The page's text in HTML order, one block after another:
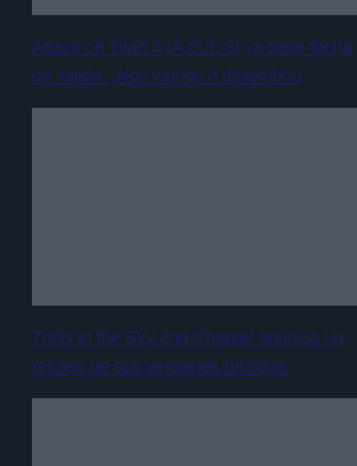
Attack on Titan 3 (A.O.T. 3) ya tiene fecha
de salida. ¡Nos vamos a diciembre!
Trails in the Sky 2nd Chapter anuncia un
retraso de sus versiones híbridas